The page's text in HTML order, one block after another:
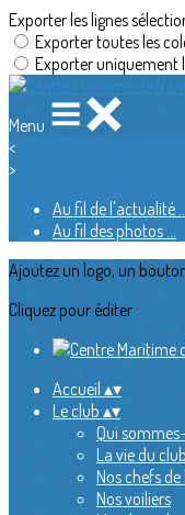
Exporter les lignes
Exporter toutes les
Exporter uniquement
Menu
<
>
Au fil de l'actualité
Au fil des photos ...
Ajoutez un logo, un
Cliquez pour éditer
Accueil ▴▾
Le club ▴▾
Qui
La vie du club
Nos chefs
Nos voiliers